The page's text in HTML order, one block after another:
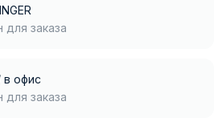
заказа
офис
заказа